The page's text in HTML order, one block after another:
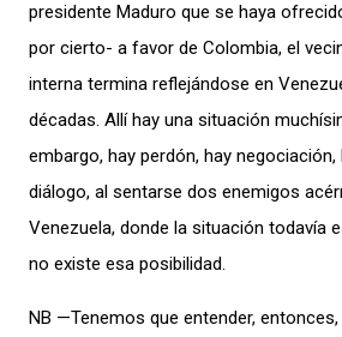
presidente Maduro que se haya
por cierto- a favor de Colombia, el
interna termina reflejándose en
décadas. Allí hay una situación
embargo, hay perdón, hay
diálogo, al sentarse dos enemigos
Venezuela, donde la situación todavía
no existe esa posibilidad.
NB —Tenemos que entender,